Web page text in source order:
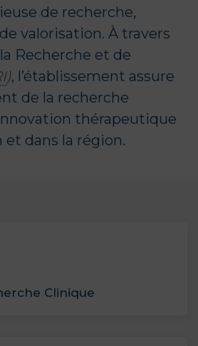
de recherche,
valorisation. À travers
Recherche et de
), l’établissement assure
de la recherche
thérapeutique
et dans la région.
Clinique